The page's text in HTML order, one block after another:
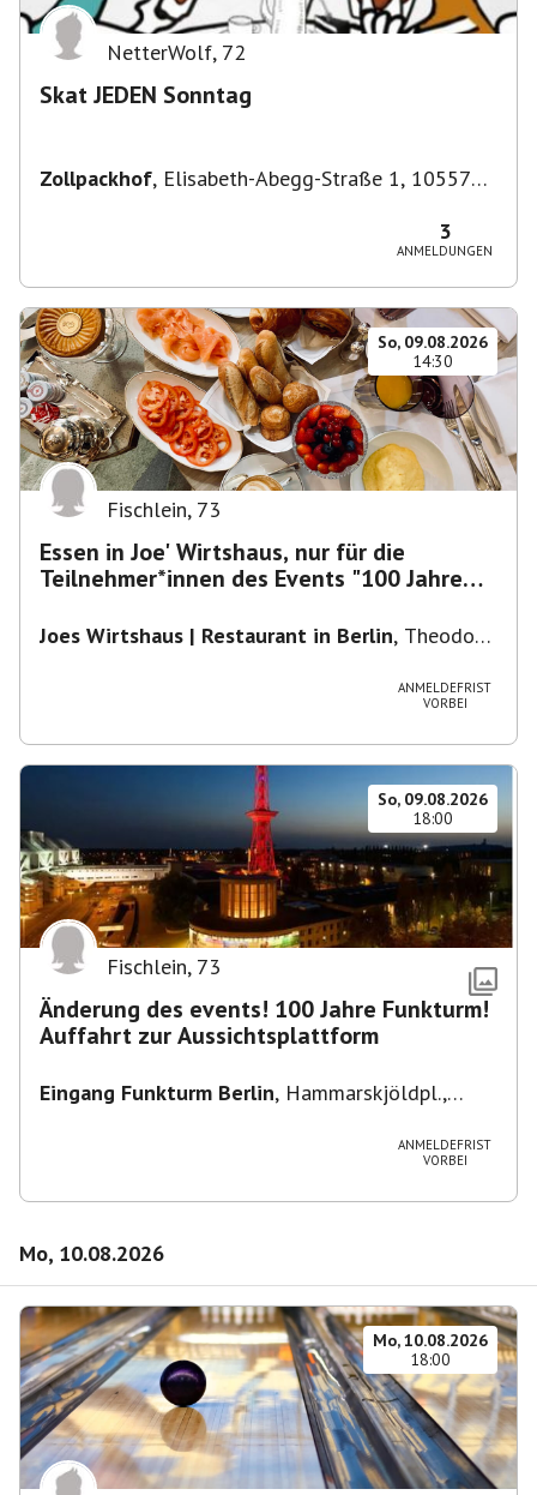
NetterWolf, 72
Skat JEDEN Sonntag
Zollpackhof, Elisabeth-Abegg-Straße 1, 10557
3
ANMELDUNGEN
So, 09.08.2026
14:30
Fischlein, 73
Essen in Joe' Wirtshaus, nur für die
Teilnehmer*innen des Events "100 Jahre
Joes Wirtshaus | Restaurant in Berlin, Theodor-
ANMELDEFRIST
VORBEI
So, 09.08.2026
18:00
Fischlein, 73
Änderung des events! 100 Jahre Funkturm!
Auffahrt zur Aussichtsplattform
Eingang Funkturm Berlin, Hammarskjöldpl.,
ANMELDEFRIST
VORBEI
Mo, 10.08.2026
Mo, 10.08.2026
18:00